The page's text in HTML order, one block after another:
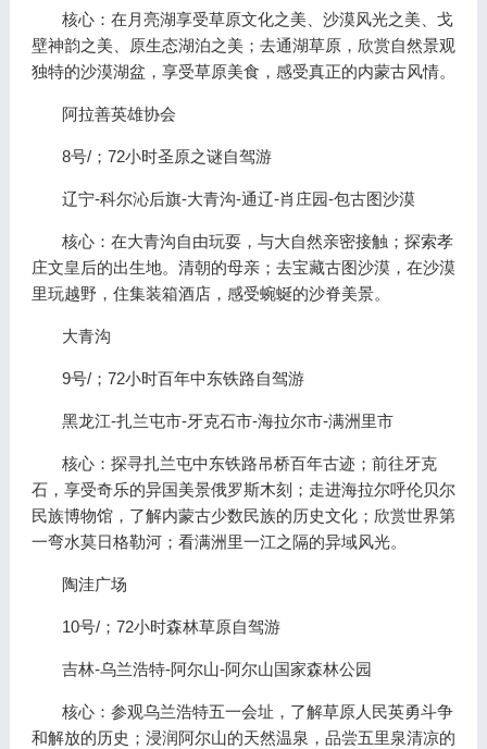
核心：在月亮湖享受草原文化之美、沙漠风光之美、戈
壁神韵之美、原生态湖泊之美；去通湖草原，欣赏自然景观
独特的沙漠湖盆，享受草原美食，感受真正的内蒙古风情。
阿拉善英雄协会
8号/；72小时圣原之谜自驾游
辽宁-科尔沁后旗-大青沟-通辽-肖庄园-包古图沙漠
核心：在大青沟自由玩耍，与大自然亲密接触；探索孝
庄文皇后的出生地。清朝的母亲；去宝藏古图沙漠，在沙漠
里玩越野，住集装箱酒店，感受蜿蜒的沙脊美景。
大青沟
9号/；72小时百年中东铁路自驾游
黑龙江-扎兰屯市-牙克石市-海拉尔市-满洲里市
核心：探寻扎兰屯中东铁路吊桥百年古迹；前往牙克
石，享受奇乐的异国美景俄罗斯木刻；走进海拉尔呼伦贝尔
民族博物馆，了解内蒙古少数民族的历史文化；欣赏世界第
一弯水莫日格勒河；看满洲里一江之隔的异域风光。
陶洼广场
10号/；72小时森林草原自驾游
吉林-乌兰浩特-阿尔山-阿尔山国家森林公园
核心：参观乌兰浩特五一会址，了解草原人民英勇斗争
和解放的历史；浸润阿尔山的天然温泉，品尝五里泉清凉的